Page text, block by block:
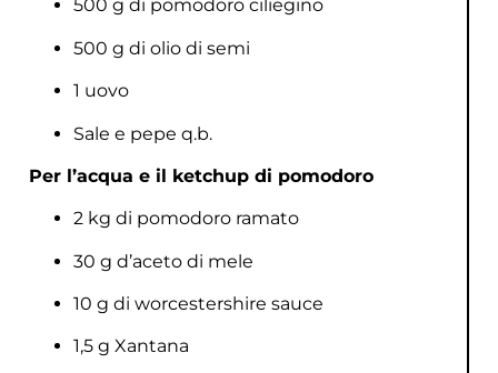
500 g di pomodoro ciliegino
500 g di olio di semi
1 uovo
Sale e pepe q.b.
Per l’acqua e il ketchup di pomodoro
2 kg di pomodoro ramato
30 g d’aceto di mele
10 g di worcestershire sauce
1,5 g Xantana